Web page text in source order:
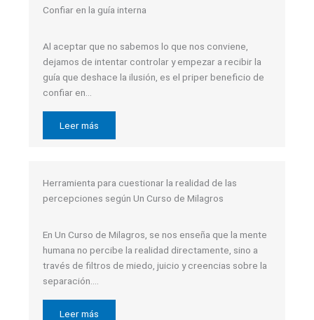
Confiar en la guía interna
Al aceptar que no sabemos lo que nos conviene,
dejamos de intentar controlar y empezar a recibir la
guía que deshace la ilusión, es el priper beneficio de
confiar en…
Leer más
Herramienta para cuestionar la realidad de las
percepciones según Un Curso de Milagros
En Un Curso de Milagros, se nos enseña que la mente
humana no percibe la realidad directamente, sino a
través de filtros de miedo, juicio y creencias sobre la
separación….
Leer más